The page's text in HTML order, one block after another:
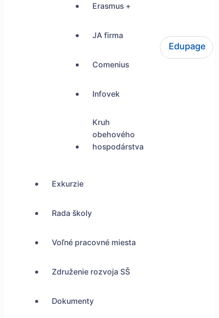
ŠUP Tokajícka 24, Bratislava
Erasmus +
JA firma
Comenius
Infovek
Kruh
obehového
hospodárstva
Exkurzie
Rada školy
Voľné pracovné miesta
Združenie rozvoja SŠ
Dokumenty
Edupage